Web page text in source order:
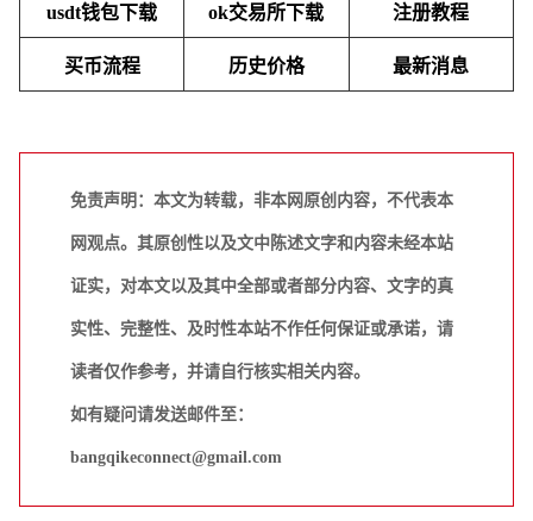
usdt钱包下载 ok交易所下载 注册教程
买币流程 历史价格 最新消息
免责声明：本文为转载，非本网原创内容，不代表本
网观点。其原创性以及文中陈述文字和内容未经本站
证实，对本文以及其中全部或者部分内容、文字的真
实性、完整性、及时性本站不作任何保证或承诺，请
读者仅作参考，并请自行核实相关内容。
如有疑问请发送邮件至：
bangqikeconnect@gmail.com